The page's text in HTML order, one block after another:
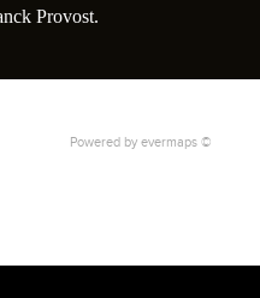
Provost.
Powered by evermaps ©